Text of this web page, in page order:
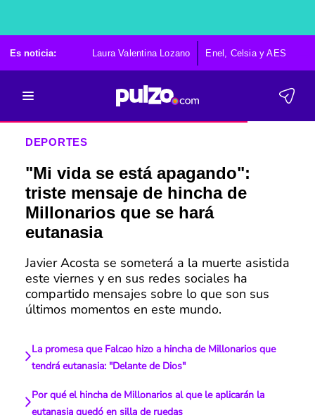
Es noticia: Laura Valentina Lozano Enel, Celsia y AES
DEPORTES
"Mi vida se está apagando":
triste mensaje de hincha de
Millonarios que se hará
eutanasia
Javier Acosta se someterá a la muerte asistida
este viernes y en sus redes sociales ha
compartido mensajes sobre lo que son sus
últimos momentos en este mundo.
La promesa que Falcao hizo a hincha de Millonarios que
tendrá eutanasia: "Delante de Dios"
Por qué el hincha de Millonarios al que le aplicarán la
eutanasia quedó en silla de ruedas